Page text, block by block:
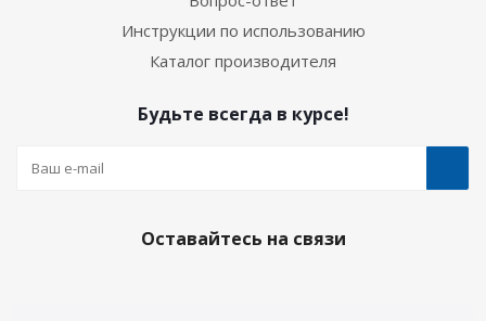
Инструкции по использованию
Каталог производителя
Будьте всегда в курсе!
Оставайтесь на связи